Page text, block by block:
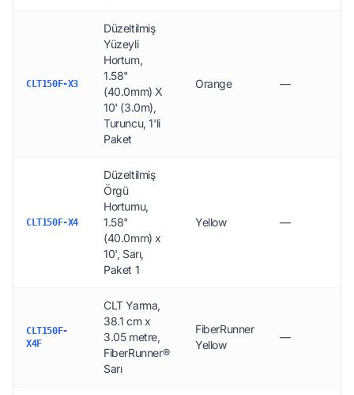
CLT150F-X3
Düzeltilmiş
Yüzeyli
Hortum,
1.58"
(40.0mm) X
10' (3.0m),
Turuncu, 1'li
Paket
Orange —
CLT150F-X4
Düzeltilmiş
Örgü
Hortumu,
1.58"
(40.0mm) x
10', Sarı,
Paket 1
Yellow —
CLT150F-
X4F
CLT Yarma,
38.1 cm x
3.05 metre,
FiberRunner®
Sarı
FiberRunner
Yellow
—